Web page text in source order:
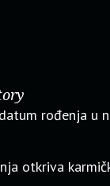
rođenja u
otkriva